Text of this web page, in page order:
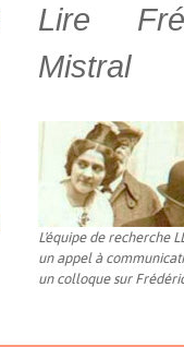
Lire
Mistral
L'équipe de recherche
un appel à
un colloque sur